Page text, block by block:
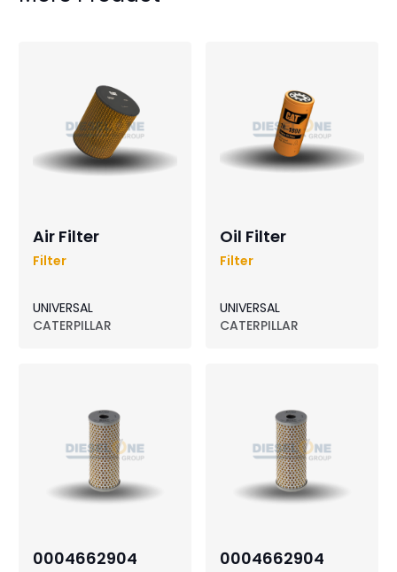
Air Filter
Filter
UNIVERSAL
CATERPILLAR
Oil Filter
Filter
UNIVERSAL
CATERPILLAR
0004662904 0004662904